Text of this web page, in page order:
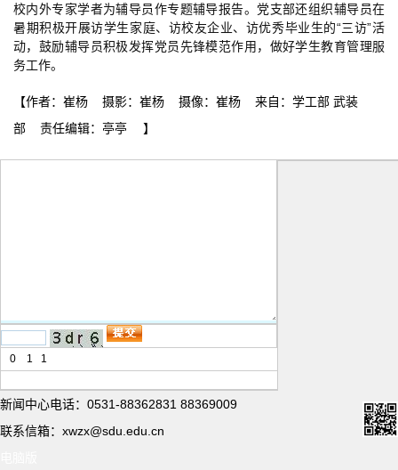
校内外专家学者为辅导员作专题辅导报告。党支部还组织辅导员在
暑期积极开展访学生家庭、访校友企业、访优秀毕业生的“三访”活
动，鼓励辅导员积极发挥党员先锋模范作用，做好学生教育管理服
务工作。
【作者：崔杨 摄影：崔杨 摄像：崔杨 来自：学工部 武装
部 责任编辑：亭亭 】
0 1 1
新闻中心电话：0531-88362831 88369009
联系信箱：xwzx@sdu.edu.cn